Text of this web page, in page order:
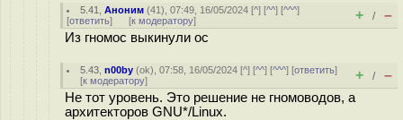
5.41 ,Аноним (41), 07:49, 16/05/2024 [^] [^^] [^^^]
[ответить] [к модератору] + / –
Из гномос выкинули ос
5.43 ,n00by (ok), 07:58, 16/05/2024 [^] [^^] [^^^] [ответить]
[к модератору] + / –
Не тот уровень. Это решение не гномоводов, а
архитекторов GNU*/Linux.